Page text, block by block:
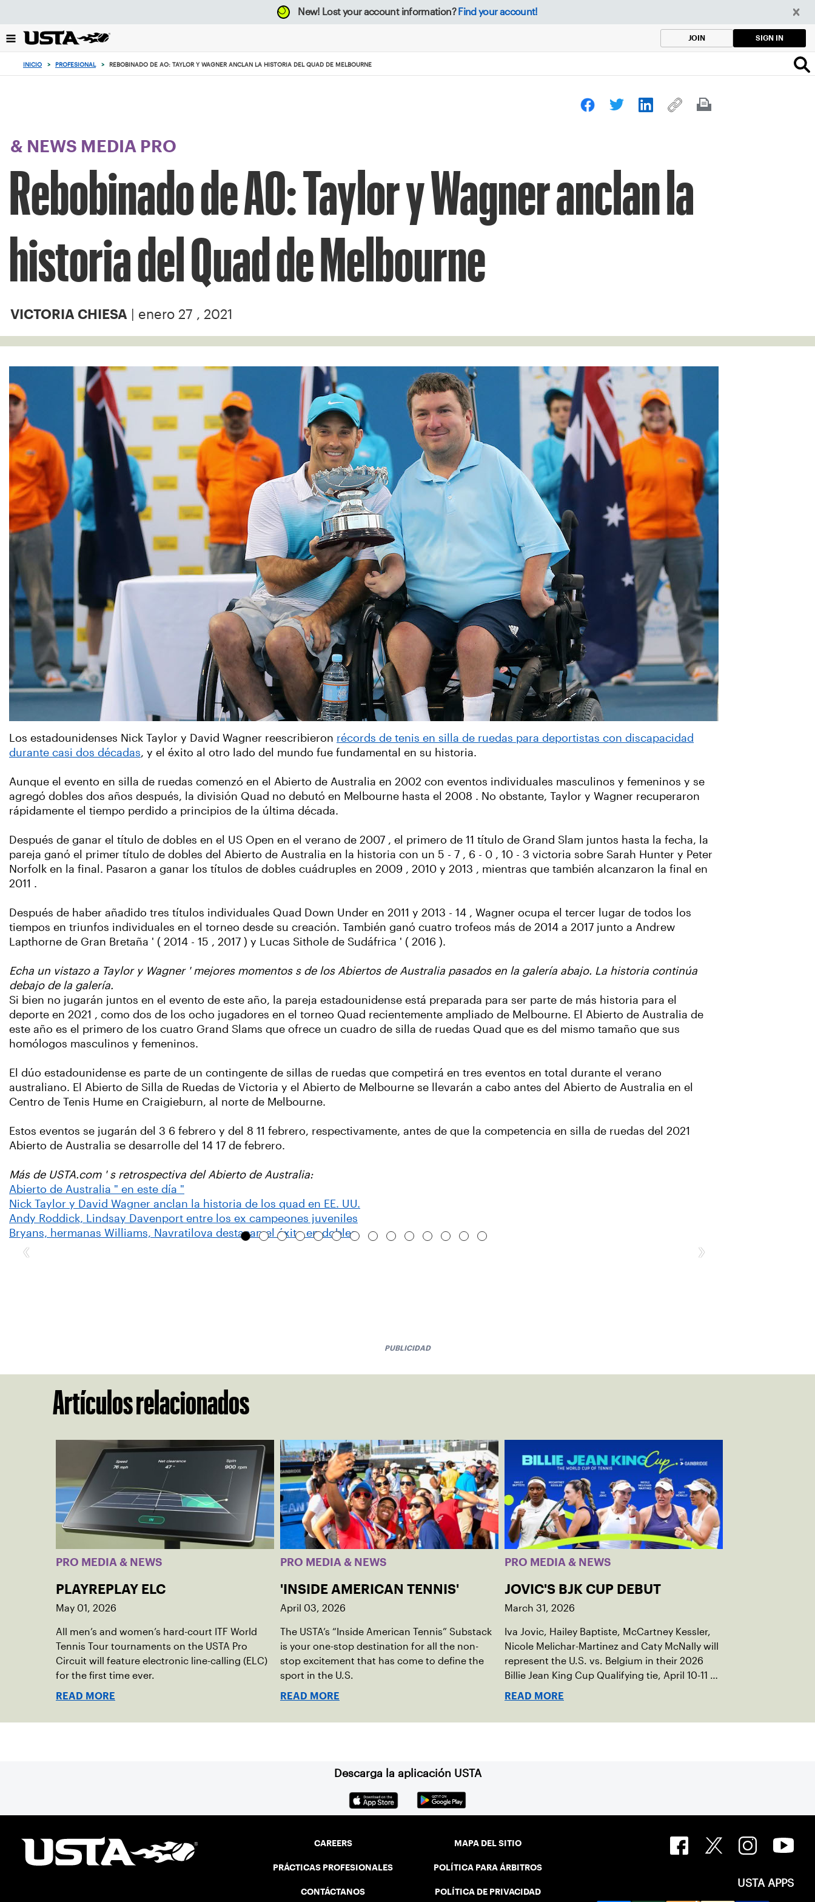
el
botón
New! Lost your account information? Find your account!
JOIN SIGN IN
INICIO > PROFESIONAL > REBOBINADO DE AO: TAYLOR Y WAGNER ANCLAN LA HISTORIA DEL QUAD DE MELBOURNE
& NEWS MEDIA PRO
Rebobinado de AO: Taylor y Wagner anclan la
historia del Quad de Melbourne
VICTORIA CHIESA | enero 27 , 2021
Los estadounidenses Nick Taylor y David Wagner reescribieron récords de tenis en silla de ruedas para deportistas con discapacidad
durante casi dos décadas, y el éxito al otro lado del mundo fue fundamental en su historia.
Aunque el evento en silla de ruedas comenzó en el Abierto de Australia en 2002 con eventos individuales masculinos y femeninos y se
agregó dobles dos años después, la división Quad no debutó en Melbourne hasta el 2008 . No obstante, Taylor y Wagner recuperaron
rápidamente el tiempo perdido a principios de la última década.
Después de ganar el título de dobles en el US Open en el verano de 2007 , el primero de 11 título de Grand Slam juntos hasta la fecha, la
pareja ganó el primer título de dobles del Abierto de Australia en la historia con un 5 - 7 , 6 - 0 , 10 - 3 victoria sobre Sarah Hunter y Peter
Norfolk en la final. Pasaron a ganar los títulos de dobles cuádruples en 2009 , 2010 y 2013 , mientras que también alcanzaron la final en
2011 .
Después de haber añadido tres títulos individuales Quad Down Under en 2011 y 2013 - 14 , Wagner ocupa el tercer lugar de todos los
tiempos en triunfos individuales en el torneo desde su creación. También ganó cuatro trofeos más de 2014 a 2017 junto a Andrew
Lapthorne de Gran Bretaña ' ( 2014 - 15 , 2017 ) y Lucas Sithole de Sudáfrica ' ( 2016 ).
Echa un vistazo a Taylor y Wagner ' mejores momentos s de los Abiertos de Australia pasados en la galería abajo. La historia continúa
debajo de la galería.
Si bien no jugarán juntos en el evento de este año, la pareja estadounidense está preparada para ser parte de más historia para el
deporte en 2021 , como dos de los ocho jugadores en el torneo Quad recientemente ampliado de Melbourne. El Abierto de Australia de
este año es el primero de los cuatro Grand Slams que ofrece un cuadro de silla de ruedas Quad que es del mismo tamaño que sus
homólogos masculinos y femeninos.
El dúo estadounidense es parte de un contingente de sillas de ruedas que competirá en tres eventos en total durante el verano
australiano. El Abierto de Silla de Ruedas de Victoria y el Abierto de Melbourne se llevarán a cabo antes del Abierto de Australia en el
Centro de Tenis Hume en Craigieburn, al norte de Melbourne.
Estos eventos se jugarán del 3 6 febrero y del 8 11 febrero, respectivamente, antes de que la competencia en silla de ruedas del 2021
Abierto de Australia se desarrolle del 14 17 de febrero.
Más de USTA.com ' s retrospectiva del Abierto de Australia:
Abierto de Australia " en este día "
Nick Taylor y David Wagner anclan la historia de los quad en EE. UU.
Andy Roddick, Lindsay Davenport entre los ex campeones juveniles
Bryans, hermanas Williams, Navratilova destacan el éxito en dobles
‹ ›
PUBLICIDAD
Artículos relacionados
PRO MEDIA & NEWS
PLAYREPLAY ELC
May 01, 2026
All men’s and women’s hard-court ITF World
Tennis Tour tournaments on the USTA Pro
Circuit will feature electronic line-calling (ELC)
for the first time ever.
READ MORE
PRO MEDIA & NEWS
'INSIDE AMERICAN TENNIS'
April 03, 2026
The USTA’s “Inside American Tennis” Substack
is your one-stop destination for all the non-
stop excitement that has come to define the
sport in the U.S.
READ MORE
PRO MEDIA & NEWS
JOVIC'S BJK CUP DEBUT
March 31, 2026
Iva Jovic, Hailey Baptiste, McCartney Kessler,
Nicole Melichar-Martinez and Caty McNally will
represent the U.S. vs. Belgium in their 2026
Billie Jean King Cup Qualifying tie, April 10-11 on
indoor red clay in Ostend, Belgium.
READ MORE
Descarga la aplicación USTA
CAREERS
PRÁCTICAS PROFESIONALES
CONTÁCTANOS
MAPA DEL SITIO
POLÍTICA PARA ÁRBITROS
POLÍTICA DE PRIVACIDAD
USTA APPS